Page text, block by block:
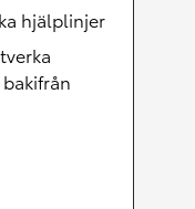
hjälplinjer